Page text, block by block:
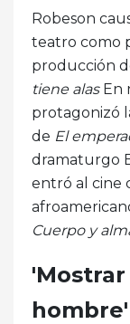
Robeson
teatro como
producción
tiene alasEn
protagonizó
de El
dramaturgo
entró al cine
Cuerpo y
'Mostrar
hombre'